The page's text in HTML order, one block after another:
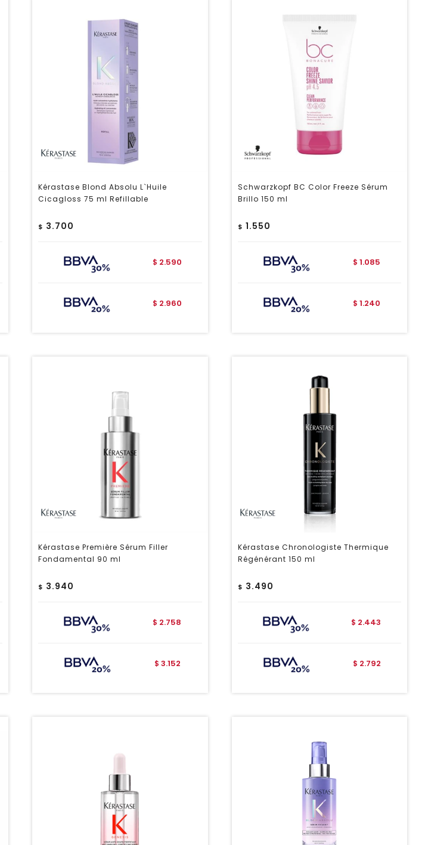
Kérastase Blond Absolu L`Huile
Cicagloss 75 ml Refillable
$ 3.700
$ 2.590
$ 2.960
Schwarzkopf BC Color Freeze Sérum
Brillo 150 ml
$ 1.550
$ 1.085
$ 1.240
Kérastase Première Sérum Filler
Fondamental 90 ml
$ 3.940
$ 2.758
$ 3.152
Kérastase Chronologiste Thermique
Régénérant 150 ml
$ 3.490
$ 2.443
$ 2.792